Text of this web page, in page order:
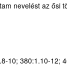
nevelést az ősi
10; 380:1.10-12;